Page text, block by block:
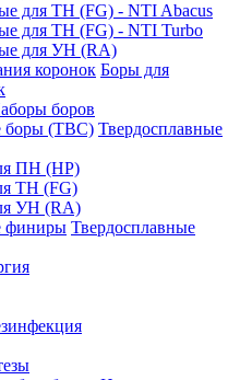
для ТН (FG) - NTI Abacus
для ТН (FG) - NTI Turbo
для УН (RA)
Боры для
боров
Твердосплавные
ПН (HP)
ТН (FG)
УН (RA)
Твердосплавные